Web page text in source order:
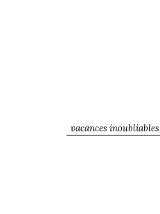
vacances